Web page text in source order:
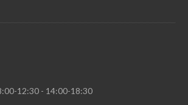
12:30 - 14:00-18:30